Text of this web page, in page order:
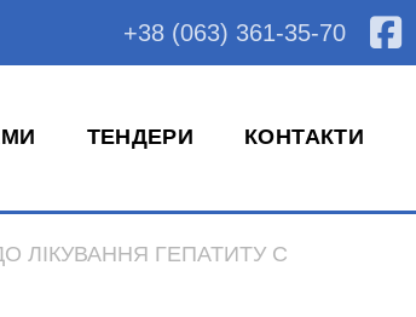
+38 (063) 361-35-70
ТЕНДЕРИ КОНТАКТИ
ЛІКУВАННЯ ГЕПАТИТУ С